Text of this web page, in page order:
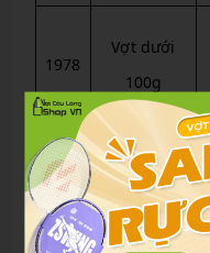
1978
Vợt dưới
100g
1980
Công nghệ
Isometric